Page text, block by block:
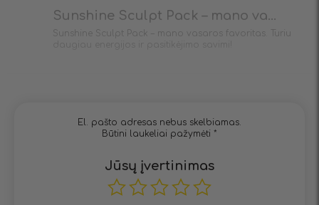
Sunshine Sculpt Pack – mano va...
Sunshine Sculpt Pack – mano vasaros favoritas. Turiu
El. pašto adresas nebus skelbiamas.
Būtini laukeliai pažymėti *
Jūsų įvertinimas